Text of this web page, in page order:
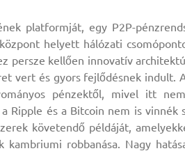
platformját, egy P2P-
helyett hálózati
persze kellően innovatív
vert és gyors fejlődésnek indult.
pénzektől, mivel itt
Ripple és a Bitcoin nem is vinnék
követendő példáját,
robbanása. Nagy